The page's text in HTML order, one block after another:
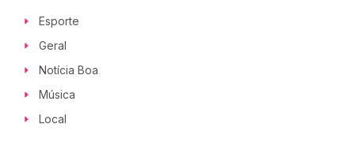
Esporte
Geral
Notícia Boa
Música
Local